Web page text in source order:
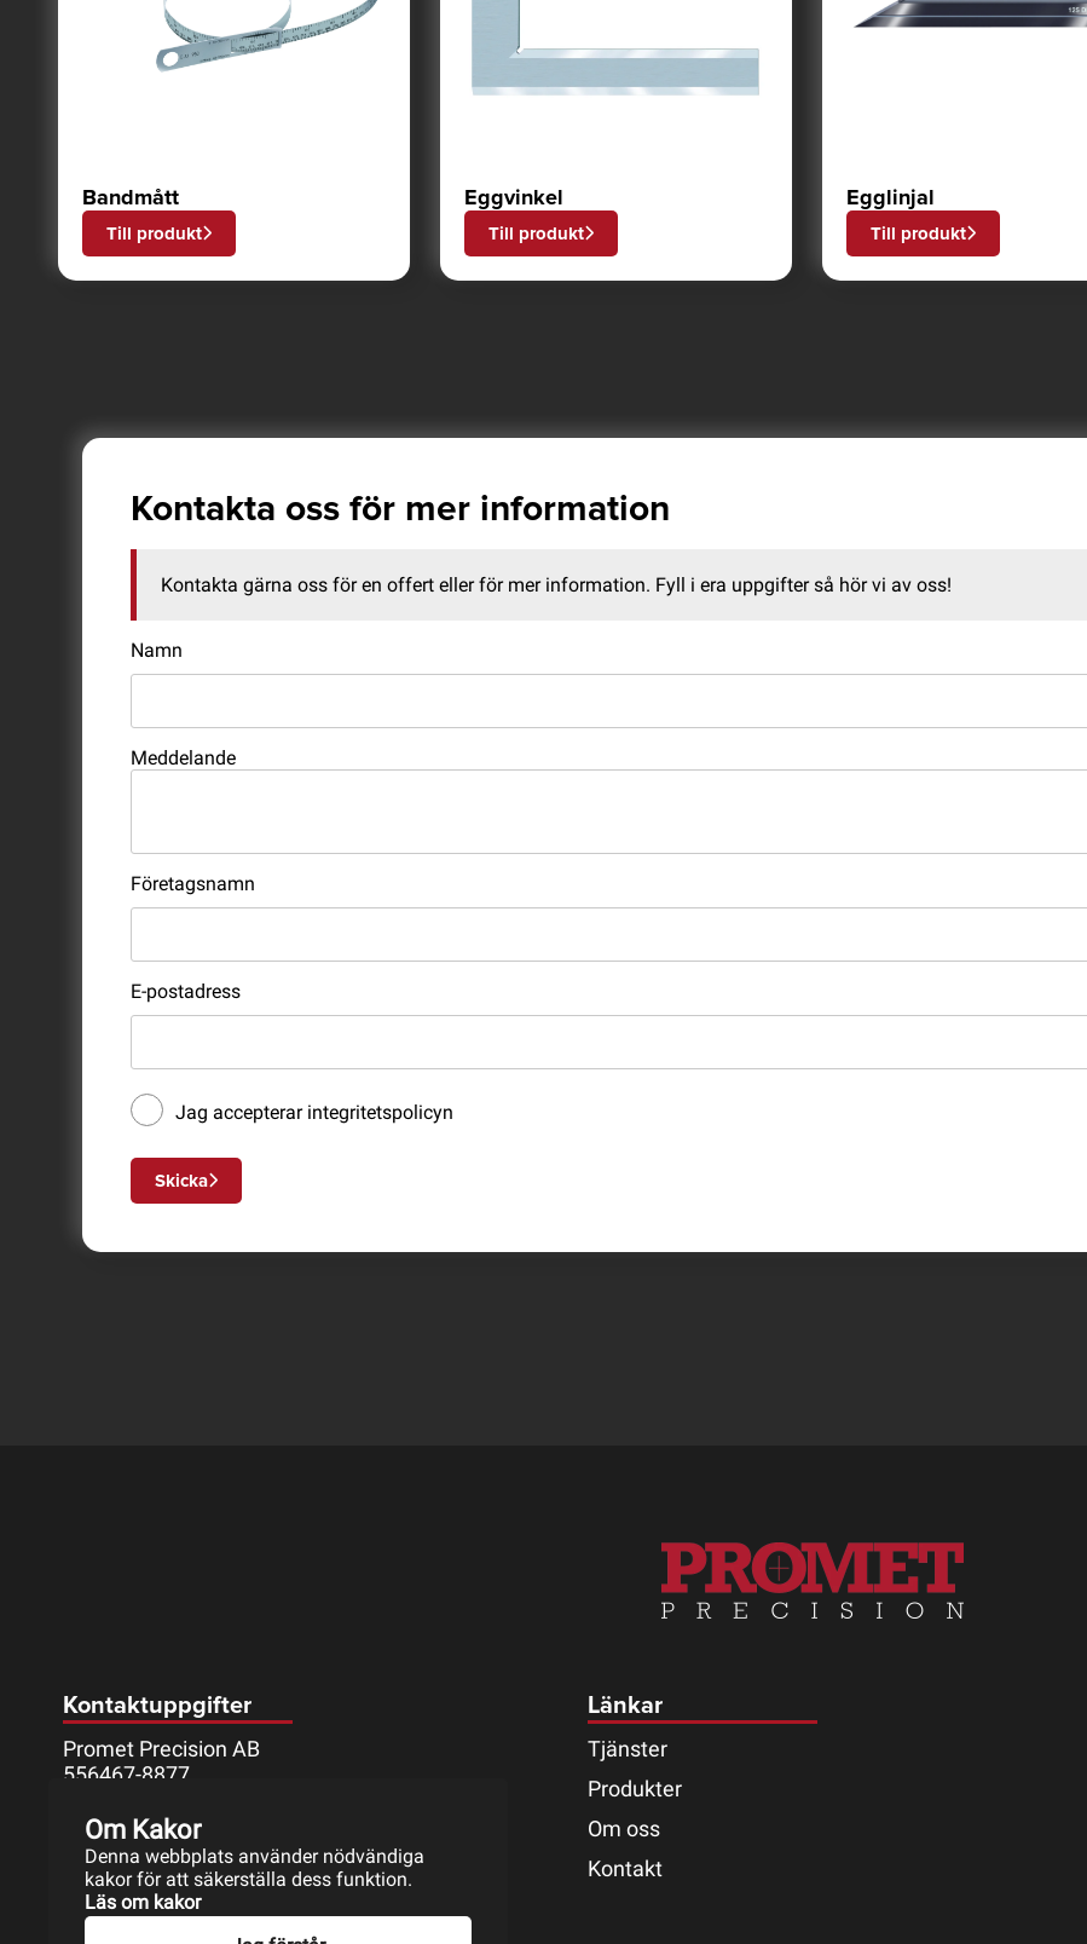
Bandmått
Till produkt
Eggvinkel
Till produkt
Egglinjal
Till produkt
Kontakta oss för mer information
Kontakta gärna oss för en offert eller för mer information. Fyll i era uppgifter så hör vi av oss!
Namn
Meddelande
Företagsnamn
E-postadress
Jag accepterar integritetspolicyn
Skicka
Kontaktuppgifter
Promet Precision AB
556467-8877
Mått Johanssons väg 9
633 46 ESKILSTUNA
016-17 11 50
info@promet.se
Länkar
Tjänster
Produkter
Om oss
Kontakt
Om Kakor
Denna webbplats använder nödvändiga
kakor för att säkerställa dess funktion.
Läs om kakor